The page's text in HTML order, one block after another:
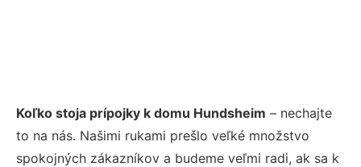
Koľko stoja prípojky k domu Hundsheim – nechajte
to na nás. Našimi rukami prešlo veľké množstvo
spokojných zákazníkov a budeme veľmi radi, ak sa k